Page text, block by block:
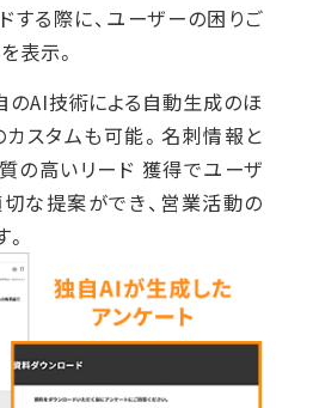
する際に、ユーザーの困りご
表⽰。
のAI技術による⾃動⽣成のほ
カスタムも可能。名刺情報と
の⾼いリード 獲得でユーザ
な提案ができ、営業活動の